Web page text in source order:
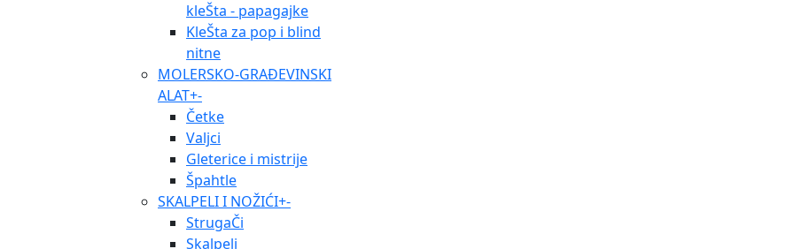
kleŠta - papagajke
KleŠta za pop i blind
nitne
MOLERSKO-GRAĐEVINSKI
ALAT+-
Četke
Valjci
Gleterice i mistrije
Špahtle
SKALPELI I NOŽIĆI+-
StrugaČi
Skalpeli